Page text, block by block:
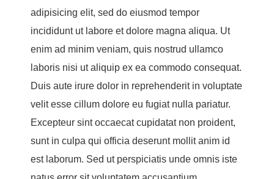
adipisicing elit, sed do eiusmod tempor
incididunt ut labore et dolore magna aliqua. Ut
enim ad minim veniam, quis nostrud ullamco
laboris nisi ut aliquip ex ea commodo consequat.
Duis aute irure dolor in reprehenderit in voluptate
velit esse cillum dolore eu fugiat nulla pariatur.
Excepteur sint occaecat cupidatat non proident,
sunt in culpa qui officia deserunt mollit anim id
est laborum. Sed ut perspiciatis unde omnis iste